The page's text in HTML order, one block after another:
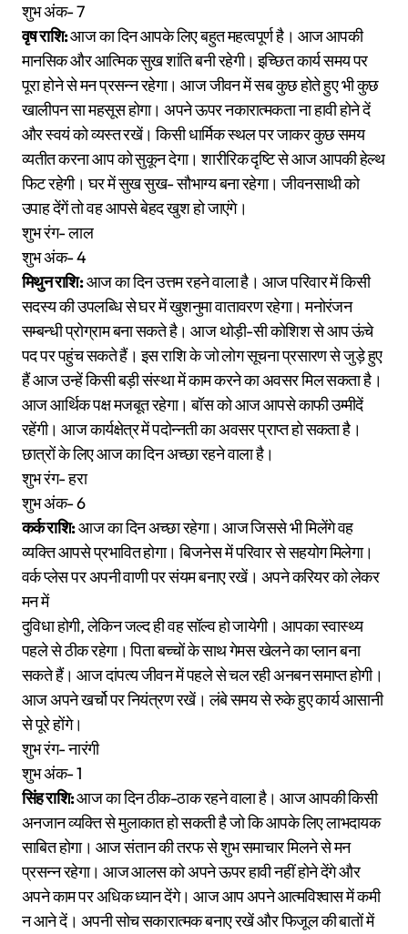
शुभ अंक- 7
वृष राशि:आज का दिन आपके लिए बहुत महत्वपूर्ण है। आज आपकी
मानसिक और आत्मिक सुख शांति बनी रहेगी। इच्छित कार्य समय पर
पूरा होने से मन प्रसन्न रहेगा। आज जीवन में सब कुछ होते हुए भी कुछ
खालीपन सा महसूस होगा। अपने ऊपर नकारात्मकता ना हावी होने दें
और स्वयं को व्यस्त रखें। किसी धार्मिक स्थल पर जाकर कुछ समय
व्यतीत करना आप को सुकून देगा। शारीरिक दृष्टि से आज आपकी हेल्थ
फिट रहेगी। घर में सुख सुख- सौभाग्य बना रहेगा। जीवनसाथी को
उपाह देंगें तो वह आपसे बेहद खुश हो जाएंगे।
शुभ रंग- लाल
शुभ अंक- 4
मिथुन राशि:आज का दिन उत्तम रहने वाला है। आज परिवार में किसी
सदस्य की उपलब्धि से घर में खुशनुमा वातावरण रहेगा। मनोरंजन
सम्बन्धी प्रोग्राम बना सकते है। आज थोड़ी-सी कोशिश से आप ऊंचे
पद पर पहुंच सकते हैं। इस राशि के जो लोग सूचना प्रसारण से जुड़े हुए
हैं आज उन्हें किसी बड़ी संस्था में काम करने का अवसर मिल सकता है।
आज आर्थिक पक्ष मजबूत रहेगा। बॉस को आज आपसे काफी उम्मीदें
रहेंगी। आज कार्यक्षेत्र में पदोन्नती का अवसर प्राप्त हो सकता है।
छात्रों के लिए आज का दिन अच्छा रहने वाला है।
शुभ रंग- हरा
शुभ अंक- 6
कर्क राशि:आज का दिन अच्छा रहेगा। आज जिससे भी मिलेंगे वह
व्यक्ति आपसे प्रभावित होगा। बिजनेस में परिवार से सहयोग मिलेगा।
वर्क प्लेस पर अपनी वाणी पर संयम बनाए रखें। अपने करियर को लेकर
मन में
दुविधा होगी, लेकिन जल्द ही वह सॉल्व हो जायेगी। आपका स्वास्थ्य
पहले से ठीक रहेगा। पिता बच्चों के साथ गेमस खेलने का प्लान बना
सकते हैं। आज दांपत्य जीवन में पहले से चल रही अनबन समाप्त होगी।
आज अपने खर्चो पर नियंत्रण रखें। लंबे समय से रुके हुए कार्य आसानी
से पूरे होंगे।
शुभ रंग- नारंगी
शुभ अंक- 1
सिंह राशि:आज का दिन ठीक-ठाक रहने वाला है। आज आपकी किसी
अनजान व्यक्ति से मुलाकात हो सकती है जो कि आपके लिए लाभदायक
साबित होगा। आज संतान की तरफ से शुभ समाचार मिलने से मन
प्रसन्न रहेगा। आज आलस को अपने ऊपर हावी नहीं होने देंगे और
अपने काम पर अधिक ध्यान देंगे। आज आप अपने आत्मविश्वास में कमी
न आने दें। अपनी सोच सकारात्मक बनाए रखें और फिजूल की बातों में